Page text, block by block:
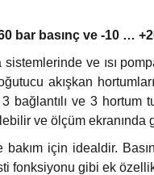
bar basınç ve -10 …
ve ısı
akışkan
bağlantılı ve 3
ve ölçüm
için idealdir.
fonksiyonu gibi ek